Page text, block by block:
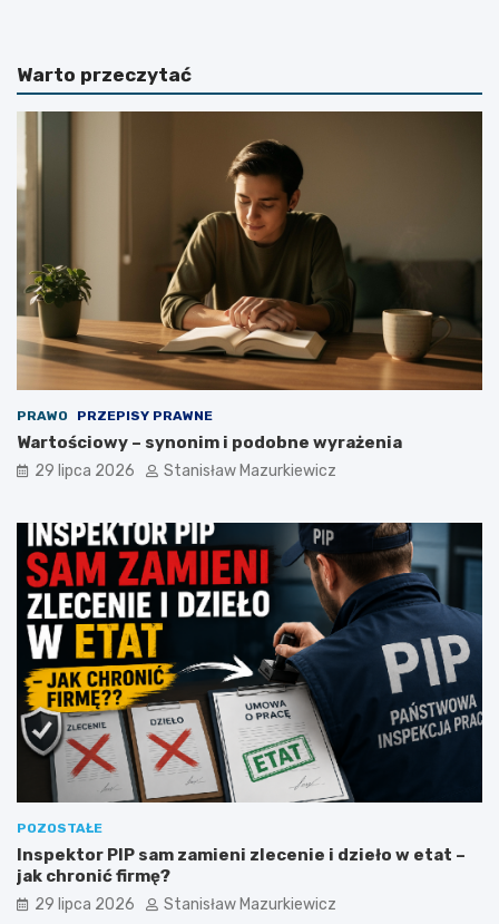
Warto przeczytać
PRAWO PRZEPISY PRAWNE
Wartościowy – synonim i podobne wyrażenia
29 lipca 2026 Stanisław Mazurkiewicz
POZOSTAŁE
Inspektor PIP sam zamieni zlecenie i dzieło w etat –
jak chronić firmę?
29 lipca 2026 Stanisław Mazurkiewicz